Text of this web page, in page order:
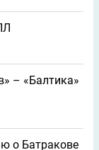
– «Балтика»
о Батракове